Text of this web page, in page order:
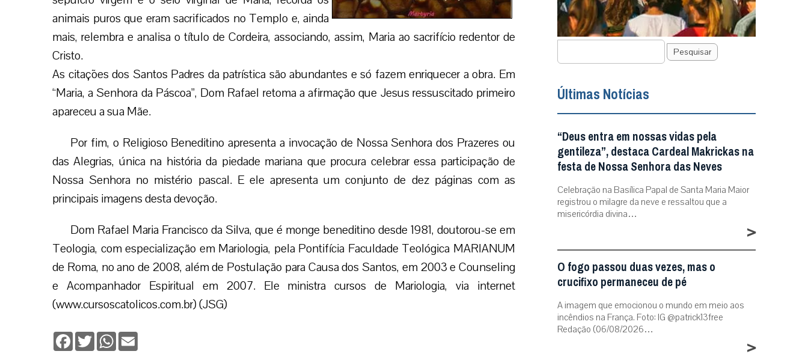
animais puros que eram sacrificados no Templo e, ainda
mais, relembra e analisa o título de Cordeira, associando, assim, Maria ao sacrifício redentor de
Cristo.
As citações dos Santos Padres da patrística são abundantes e só fazem enriquecer a obra. Em
“Maria, a Senhora da Páscoa”, Dom Rafael retoma a afirmação que Jesus ressuscitado primeiro
apareceu a sua Mãe.
Por fim, o Religioso Beneditino apresenta a invocação de Nossa Senhora dos Prazeres ou
das Alegrias, única na história da piedade mariana que procura celebrar essa participação de
Nossa Senhora no mistério pascal. E ele apresenta um conjunto de dez páginas com as
principais imagens desta devoção.
Dom Rafael Maria Francisco da Silva, que é monge beneditino desde 1981, doutorou-se em
Teologia, com especialização em Mariologia, pela Pontifícia Faculdade Teológica MARIANUM
de Roma, no ano de 2008, além de Postulação para Causa dos Santos, em 2003 e Counseling
e Acompanhador Espiritual em 2007. Ele ministra cursos de Mariologia, via internet
(www.cursoscatolicos.com.br) (JSG)
Facebook
TwitterWhatsApp
Pesquisar
Últimas Notícias
“Deus entra em nossas vidas pela
gentileza”, destaca Cardeal Makrickas na
festa de Nossa Senhora das Neves
Celebração na Basílica Papal de Santa Maria Maior
registrou o milagre da neve e ressaltou que a
misericórdia divina…
>
O fogo passou duas vezes, mas o
crucifixo permaneceu de pé
A imagem que emocionou o mundo em meio aos
incêndios na França. Foto: IG @patrick13free
Redação (06/08/2026…
>